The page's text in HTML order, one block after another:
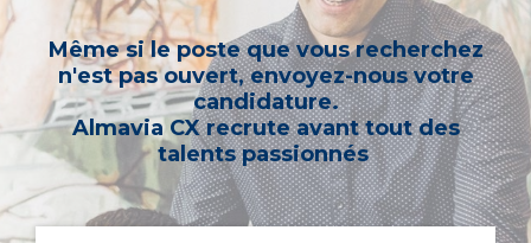
Même si le poste que vous recherchez
n'est pas ouvert, envoyez-nous votre
candidature.
Almavia CX recrute avant tout des
talents passionnés